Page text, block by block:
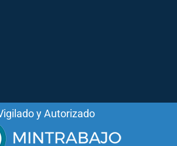
y Autorizado